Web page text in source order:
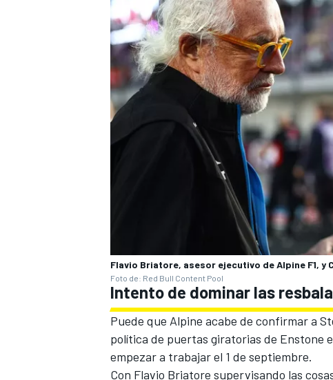
MÁS CATEGORÍAS
Flavio Briatore, asesor ejecutivo de Alpine F1,
Foto de: Red Bull Content Pool
Intento de dominar las
Puede que Alpine acabe de confirmar a
política de puertas giratorias de Enstone
empezar a trabajar el 1 de septiembre.
Con Flavio Briatore supervisando las